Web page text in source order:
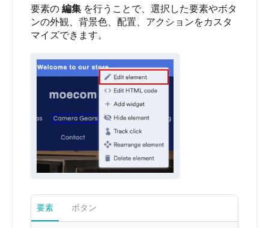
要素の 編集 を行うことで、選択した要素やボタ
ンの外観、背景色、配置、アクションをカスタ
マイズできます。
要素 ボタン